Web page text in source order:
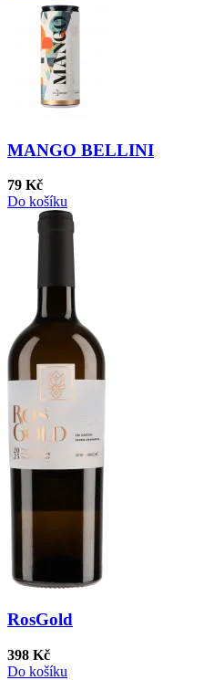
MANGO BELLINI
79 Kč
Do košíku
RosGold
398 Kč
Do košíku